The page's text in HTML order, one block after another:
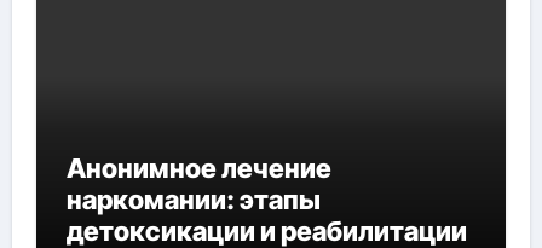
Анонимное лечение
наркомании: этапы
детоксикации и реабилитации